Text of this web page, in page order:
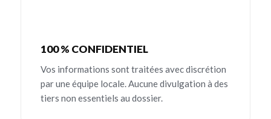
100 % CONFIDENTIEL
Vos informations sont traitées avec discrétion
par une équipe locale. Aucune divulgation à des
tiers non essentiels au dossier.